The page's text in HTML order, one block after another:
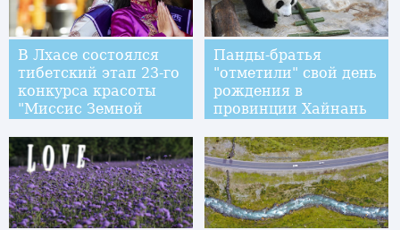
В Лхасе состоялся
тибетский этап 23-го
конкурса красоты
"Миссис Земной
Панды-братья
"отметили" свой день
рождения в
провинции Хайнань